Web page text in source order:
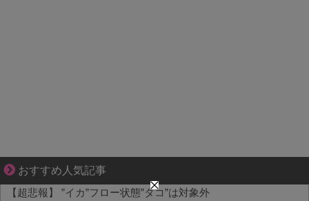
おすすめ人気記事
【マンガ】バラシ屋トシヤの漫画セレクション
【超悲報】 ”イカ”フロー状態”タコ”は対象外